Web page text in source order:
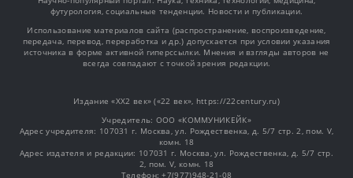
футурология, социальные тенденции. Новости и публикации.
Использование материалов сайта (распространение, воспроизведение,
передача, перевод, переработка и др.) допускается при условии указания
источника в форме активной гиперссылки. Мнения и взгляды авторов не
всегда совпадают с точкой зрения редакции.
Издание «XX2 век» («22 век», https://22century.ru)
Учредитель: OOO «КОММУНИКЕЙК»
Адрес учредителя: 107031 г. Москва, ул. Рождественка, д. 5/7 стр. 2, пом. V,
комн. 18
Адрес издателя и редакции: 107031 г. Москва, ул. Рождественка, д. 5/7 стр.
2, пом. V, комн. 18
Телефон: +7(977)948-21-08